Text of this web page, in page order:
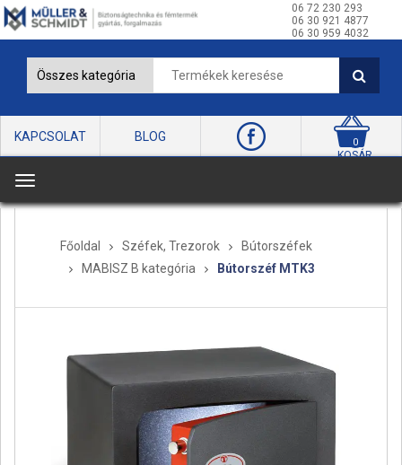
06 72 230 293
06 30 921 4877
06 30 959 4032
KAPCSOLAT BLOG 0
KOSÁR
T
o
Főoldal Széfek, Trezorok
Bútorszéfek
MABISZ B kategória
Bútorszéf MTK3